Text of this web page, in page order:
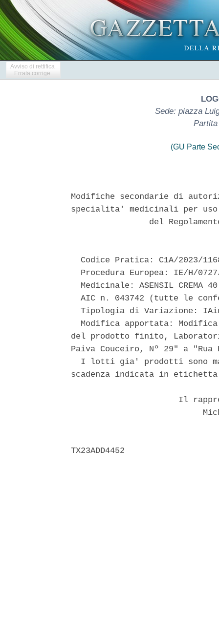
Avviso di rettifica
Errata corrige
Sede: piazza
Partita
(GU Parte
Modifiche secondarie di
specialita' medicinali per
del
Codice Pratica: C1A/2023/
Procedura Europea: IE/H/
Medicinale: ASENSIL CREMA
AIC n. 043742 (tutte le
Tipologia di Variazione:
Modifica apportata:
del prodotto finito,
Paiva Couceiro, Nº 29" a
I lotti gia' prodotti sono
scadenza indicata in
Il